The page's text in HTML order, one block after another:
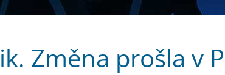
Změna prošla v